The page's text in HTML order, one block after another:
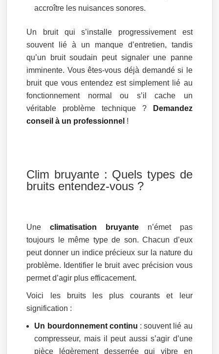
accroître les nuisances sonores.
Un bruit qui s’installe progressivement est
souvent lié à un manque d’entretien, tandis
qu’un bruit soudain peut signaler une panne
imminente. Vous êtes-vous déjà demandé si le
bruit que vous entendez est simplement lié au
fonctionnement normal ou s’il cache un
véritable problème technique ?
Demandez
conseil à un professionnel !
Clim bruyante : Quels types de
bruits entendez-vous ?
Uneclimatisation bruyante n’émet pas
toujours le même type de son. Chacun d’eux
peut donner un indice précieux sur la nature du
problème. Identifier le bruit avec précision vous
permet d’agir plus efficacement.
Voici les bruits les plus courants et leur
signification :
Un bourdonnement continu : souvent lié au
compresseur, mais il peut aussi s’agir d’une
pièce légèrement desserrée qui vibre en